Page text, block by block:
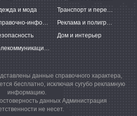
и мода
Транспорт и перевозки
Справочно-информационные системы
Реклама и полиграфия
Дом и интерьер
Телекоммуникации и связь
данные справочного характера,
бесплатно, исключая сугубо рекламную
информацию.
данных Администрация
не несет.